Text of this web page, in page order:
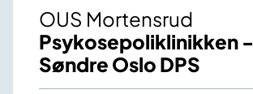
OUS Mortensrud
Psykosepoliklinikken -
Søndre Oslo DPS